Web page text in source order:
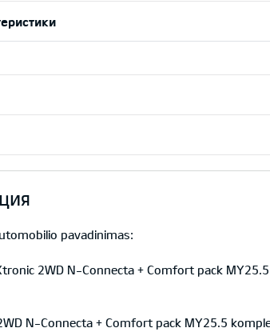
pavadinimas:
2WD N-Connecta + Comfort pack
N-Connecta + Comfort pack MY25.5